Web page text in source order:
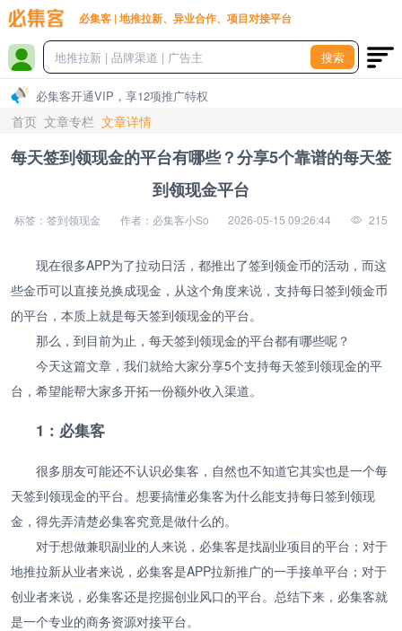
必集客 | 地推拉新、异业合作、项目对接平台
搜索
必集客开通VIP，享12项推广特权
首页 文章专栏 文章详情
每天签到领现金的平台有哪些？分享5个靠谱的每天签
到领现金平台
标签：签到领现金 作者：必集客小So 2026-05-15 09:26:44 215
现在很多APP为了拉动日活，都推出了签到领金币的活动，而这
些金币可以直接兑换成现金，从这个角度来说，支持每日签到领金币
的平台，本质上就是每天签到领现金的平台。
那么，到目前为止，每天签到领现金的平台都有哪些呢？
今天这篇文章，我们就给大家分享5个支持每天签到领现金的平
台，希望能帮大家多开拓一份额外收入渠道。
1：必集客
很多朋友可能还不认识必集客，自然也不知道它其实也是一个每
天签到领现金的平台。想要搞懂必集客为什么能支持每日签到领现
金，得先弄清楚必集客究竟是做什么的。
对于想做兼职副业的人来说，必集客是找副业项目的平台；对于
地推拉新从业者来说，必集客是APP拉新推广的一手接单平台；对于
创业者来说，必集客还是挖掘创业风口的平台。总结下来，必集客就
是一个专业的商务资源对接平台。